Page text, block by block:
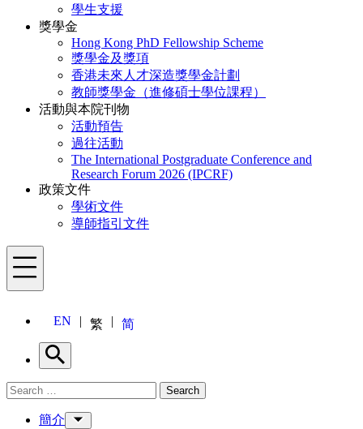
學生支援
獎學金
Hong Kong PhD Fellowship Scheme
獎學金及獎項
香港未來人才深造獎學金計劃
教師獎學金（進修碩士學位課程）
活動與本院刊物
活動預告
過往活動
The International Postgraduate Conference and
Research Forum 2026 (IPCRF)
政策文件
學術文件
導師指引文件
Menu
EN 繁 简
Search
Search for: Search
簡介